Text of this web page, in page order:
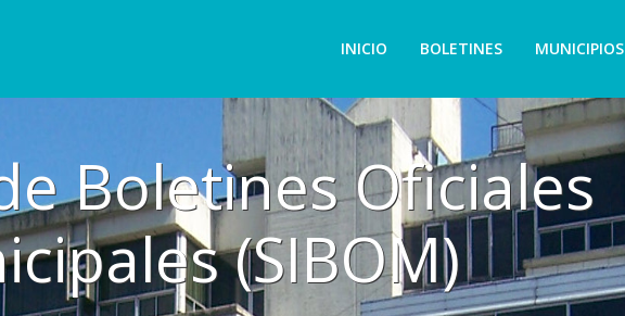
INICIO BOLETINES MUNICIPIOS
Boletines Oficiales
(SIBOM)